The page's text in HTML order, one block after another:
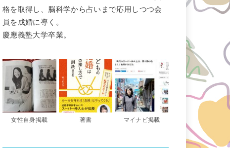
格を取得し、脳科学から占いまで応用しつつ会
員を成婚に導く。
慶應義塾大学卒業。
女性自身掲載 著書 マイナビ掲載